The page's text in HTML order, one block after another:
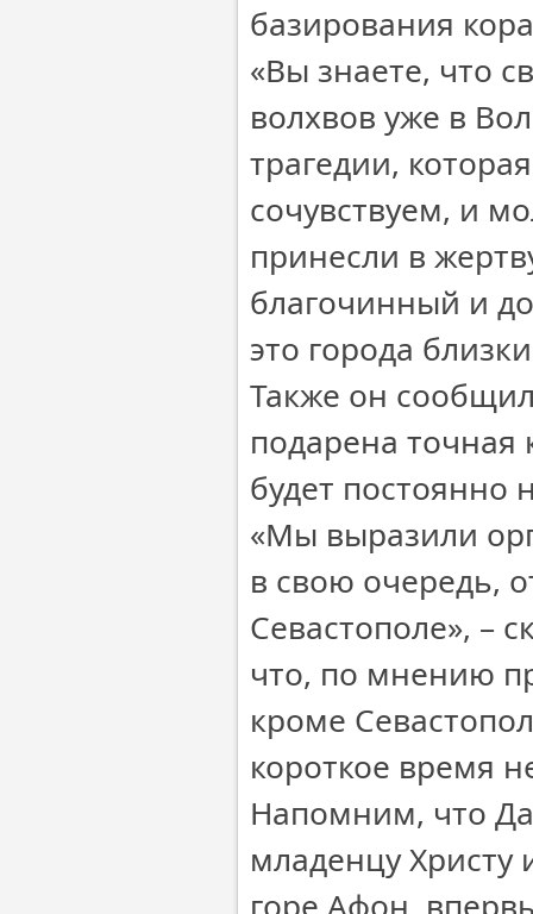
базирования
«Вы знаете, что
волхвов уже в
трагедии,
сочувствуем, и
принесли в
благочинный и
это города
Также он
подарена
будет постоянно
«Мы выразили
в свою очередь,
Севастополе», –
что, по мнению
кроме
короткое время
Напомним, что
младенцу